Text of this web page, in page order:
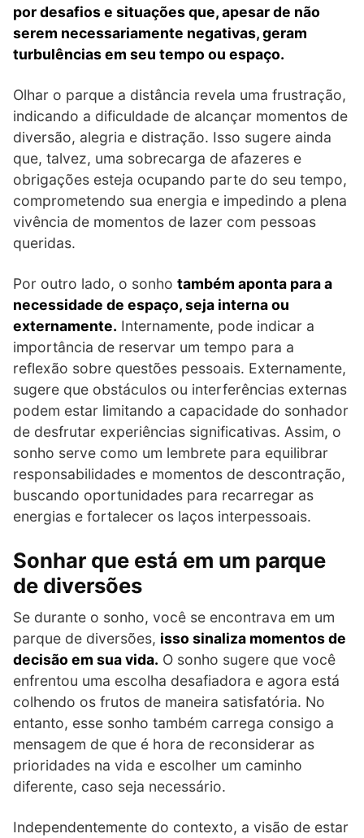
por desafios e situações que, apesar de não
serem necessariamente negativas, geram
turbulências em seu tempo ou espaço.
Olhar o parque a distância revela uma frustração,
indicando a dificuldade de alcançar momentos de
diversão, alegria e distração. Isso sugere ainda
que, talvez, uma sobrecarga de afazeres e
obrigações esteja ocupando parte do seu tempo,
comprometendo sua energia e impedindo a plena
vivência de momentos de lazer com pessoas
queridas.
Por outro lado, o sonho também aponta para a
necessidade de espaço, seja interna ou
externamente. Internamente, pode indicar a
importância de reservar um tempo para a
reflexão sobre questões pessoais. Externamente,
sugere que obstáculos ou interferências externas
podem estar limitando a capacidade do sonhador
de desfrutar experiências significativas. Assim, o
sonho serve como um lembrete para equilibrar
responsabilidades e momentos de descontração,
buscando oportunidades para recarregar as
energias e fortalecer os laços interpessoais.
Sonhar que está em um parque
de diversões
Se durante o sonho, você se encontrava em um
parque de diversões, isso sinaliza momentos de
decisão em sua vida. O sonho sugere que você
enfrentou uma escolha desafiadora e agora está
colhendo os frutos de maneira satisfatória. No
entanto, esse sonho também carrega consigo a
mensagem de que é hora de reconsiderar as
prioridades na vida e escolher um caminho
diferente, caso seja necessário.
Independentemente do contexto, a visão de estar